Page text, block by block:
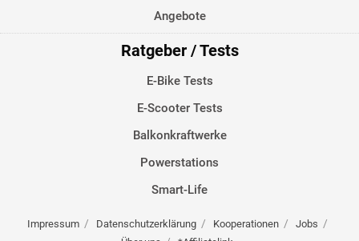
Angebote
Ratgeber / Tests
E-Bike Tests
E-Scooter Tests
Balkonkraftwerke
Powerstations
Smart-Life
Impressum Datenschutzerklärung Kooperationen
Jobs